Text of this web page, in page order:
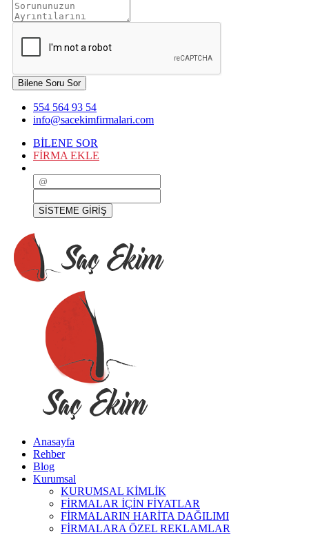
Bilene Soru Sor
554 564 93 54
info@sacekimfirmalari.com
BİLENE SOR
FİRMA EKLE
SİSTEME GİRİŞ
Anasayfa
Rehber
Blog
Kurumsal
KURUMSAL KİMLİK
FİRMALAR İÇİN FİYATLAR
FİRMALARIN HARİTA DAĞILIMI
FİRMALARA ÖZEL REKLAMLAR